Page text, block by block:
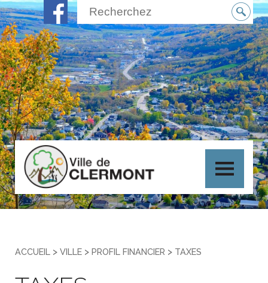
ACCUEIL > VILLE > PROFIL FINANCIER > TAXES